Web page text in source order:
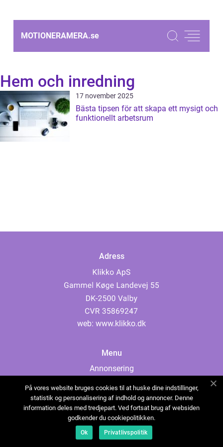
MOTIONERAMERA.se
Hem och inredning
17 november 2025
Bästa tipsen för att skapa ett mysigt och
funktionellt arbetsrum
Adress
web: www.klikko.dk
Menu
Annonsering
Cookies
Kontakta oss
Sitemap
På vores website bruges cookies til at huske dine indstillinger,
statistik og personalisering af indhold og annoncer. Denne
information deles med tredjepart. Ved fortsat brug af websiden
godkender du cookiepolitikken.
Ok Privatlivspolitik